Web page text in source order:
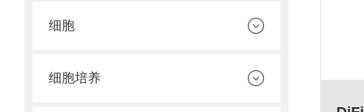
细胞
细胞培养